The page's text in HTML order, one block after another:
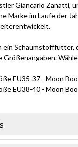
Giancarlo Zanatti,
Marke im Laufe der
ein Schaumstofffutter,
Größenangaben.
EU35-37 - Moon
EU38-40 - Moon